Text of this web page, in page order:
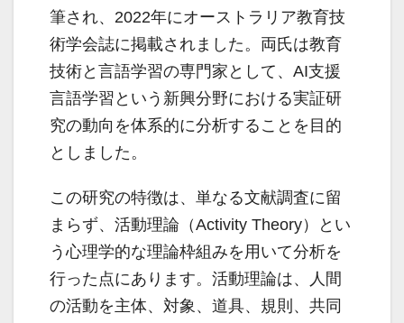
筆され、2022年にオーストラリア教育技
術学会誌に掲載されました。両氏は教育
技術と言語学習の専門家として、AI支援
言語学習という新興分野における実証研
究の動向を体系的に分析することを目的
としました。
この研究の特徴は、単なる文献調査に留
まらず、活動理論（Activity Theory）とい
う心理学的な理論枠組みを用いて分析を
行った点にあります。活動理論は、人間
の活動を主体、対象、道具、規則、共同